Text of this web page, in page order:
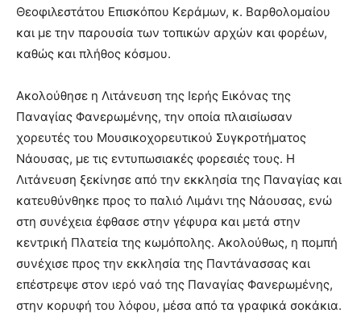
Θεοφιλεστάτου Επισκόπου Κεράμων, κ. Βαρθολομαίου
και με την παρουσία των τοπικών αρχών και φορέων,
καθώς και πλήθος κόσμου.
Ακολούθησε η Λιτάνευση της Ιερής Εικόνας της
Παναγίας Φανερωμένης, την οποία πλαισίωσαν
χορευτές του Μουσικοχορευτικού Συγκροτήματος
Νάουσας, με τις εντυπωσιακές φορεσιές τους. Η
Λιτάνευση ξεκίνησε από την εκκλησία της Παναγίας και
κατευθύνθηκε προς το παλιό Λιμάνι της Νάουσας, ενώ
στη συνέχεια έφθασε στην γέφυρα και μετά στην
κεντρική Πλατεία της κωμόπολης. Ακολούθως, η πομπή
συνέχισε προς την εκκλησία της Παντάνασσας και
επέστρεψε στον ιερό ναό της Παναγίας Φανερωμένης,
στην κορυφή του λόφου, μέσα από τα γραφικά σοκάκια.